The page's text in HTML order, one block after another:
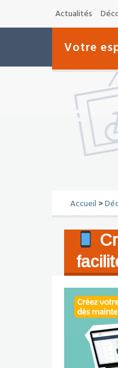
Actualités
Votre
Accueil >